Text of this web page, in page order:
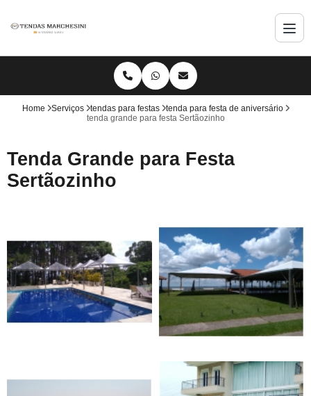
Home Serviços tendas para festas
tenda para festa de aniversário
tenda grande para festa Sertãozinho
Tenda Grande para Festa
Sertãozinho